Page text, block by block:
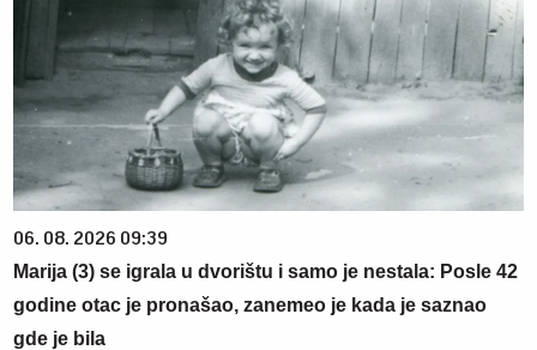
06. 08. 2026 09:39
Marija (3) se igrala u dvorištu i samo je nestala: Posle 42
godine otac je pronašao, zanemeo je kada je saznao
gde je bila